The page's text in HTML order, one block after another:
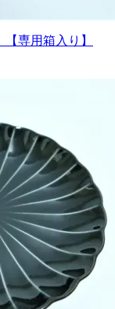
専用箱入り】